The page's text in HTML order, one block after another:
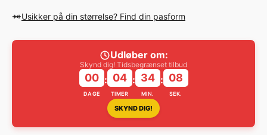
Usikker på din størrelse? Find din pasform
Udløber om:
Skynd dig! Tidsbegrænset tilbud
00
DAGE
: 04
TIMER
: 34
MIN.
: 07
SEK.
SKYND DIG!